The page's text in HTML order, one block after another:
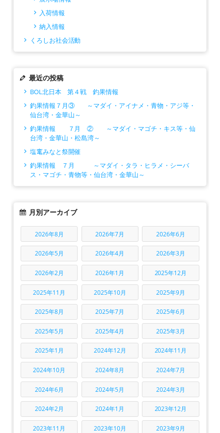
入荷情報
納入情報
くろしお社会活動
最近の投稿
BOL北日本 第４戦 釣果情報
釣果情報７月③ ～マダイ・アイナメ・青物・アジ等・
仙台湾・金華山～
釣果情報 ７月 ② ～マダイ・マゴチ・キス等・仙
台湾・金華山・松島湾～
塩竃みなと祭開催
釣果情報 ７月 ～マダイ・タラ・ヒラメ・シーバ
ス・マゴチ・青物等・仙台湾・金華山～
月別アーカイブ
2026年8月 2026年7月 2026年6月
2026年5月 2026年4月 2026年3月
2026年2月 2026年1月 2025年12月
2025年11月 2025年10月 2025年9月
2025年8月 2025年7月 2025年6月
2025年5月 2025年4月 2025年3月
2025年1月 2024年12月 2024年11月
2024年10月 2024年8月 2024年7月
2024年6月 2024年5月 2024年3月
2024年2月 2024年1月 2023年12月
2023年11月 2023年10月 2023年9月